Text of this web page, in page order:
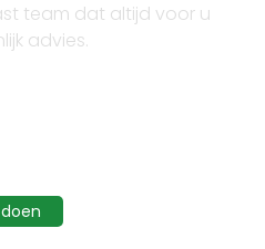
team dat altijd voor u
advies.